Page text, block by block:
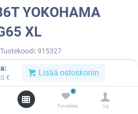
€ Lisää ostoskoriin
0
Toivelista Tili
YOKOHAMA
XL
Tuotekoodi:915327
Saatavilla